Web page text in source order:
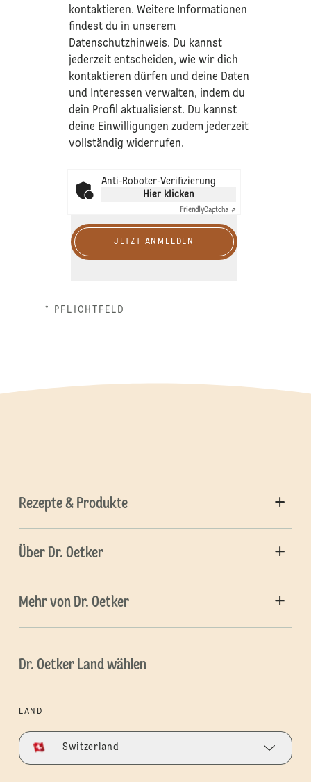
kontaktieren. Weitere Informationen
findest du in unserem
Datenschutzhinweis. Du kannst
jederzeit entscheiden, wie wir dich
kontaktieren dürfen und deine Daten
und Interessen verwalten, indem du
dein Profil aktualisierst. Du kannst
deine Einwilligungen zudem jederzeit
vollständig widerrufen.
Anti-Roboter-Verifizierung
Hier klicken
FriendlyCaptcha ⇗
JETZT ANMELDEN
* PFLICHTFELD
Rezepte & Produkte
Über Dr. Oetker
Mehr von Dr. Oetker
Dr. Oetker Land wählen
LAND
Switzerland